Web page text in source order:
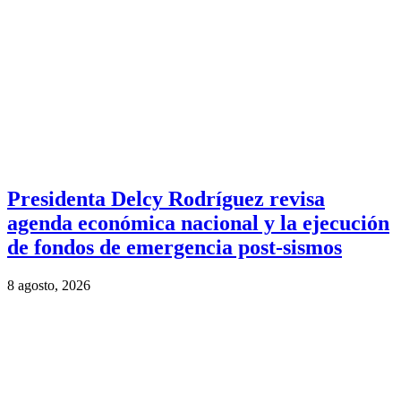
Presidenta Delcy Rodríguez revisa
agenda económica nacional y la ejecución
de fondos de emergencia post-sismos
8 agosto, 2026